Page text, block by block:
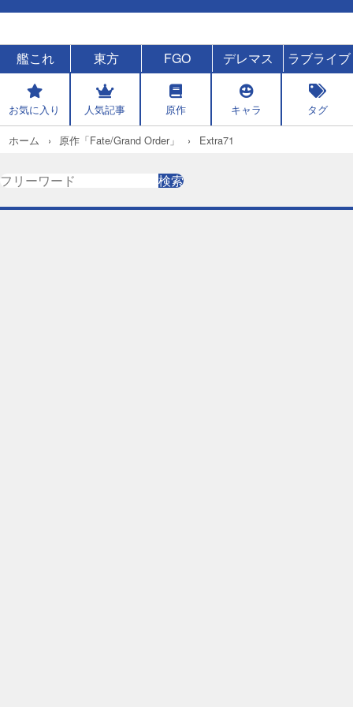
艦これ 東方 FGO デレマス ラブライブ
お気に入り 人気記事 原作 キャラ タグ
ホーム 原作「Fate/Grand Order」 Extra71
検
索
検索